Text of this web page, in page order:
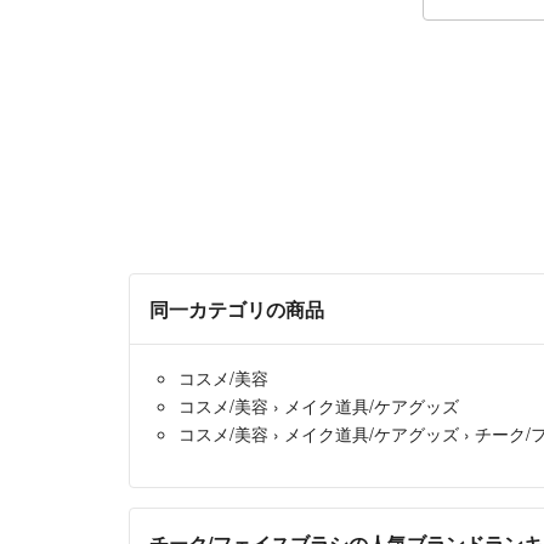
同一カテゴリの商品
コスメ/美容
コスメ/美容 › メイク道具/ケアグッズ
コスメ/美容 › メイク道具/ケアグッズ › チーク/